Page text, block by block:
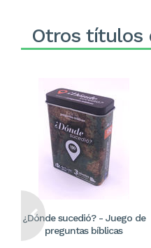
Otros títulos
¿Dónde sucedió? - Juego de
preguntas bíblicas